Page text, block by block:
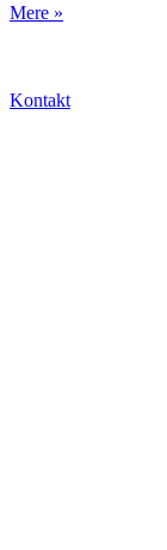
Mere »
Kontakt